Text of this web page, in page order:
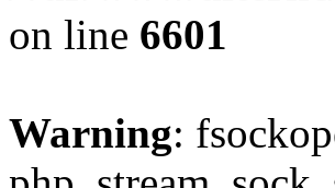
on line 6601
Warning: